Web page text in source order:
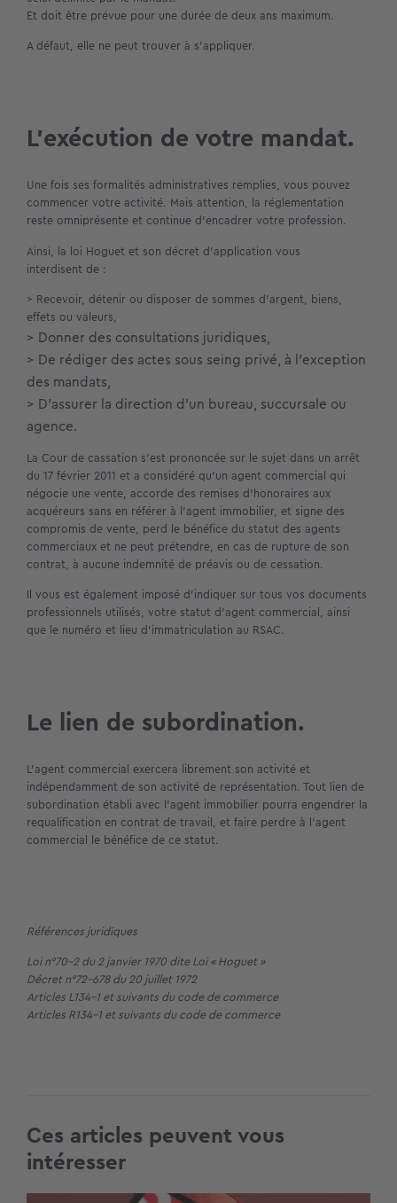
Et doit être prévue pour une durée de deux ans maximum.
A défaut, elle ne peut trouver à s’appliquer.
L’exécution de votre mandat.
Une fois ses formalités administratives remplies, vous pouvez
commencer votre activité. Mais attention, la réglementation
reste omniprésente et continue d’encadrer votre profession.
Ainsi, la loi Hoguet et son décret d’application vous
interdisent de :
> Recevoir, détenir ou disposer de sommes d’argent, biens,
effets ou valeurs,
> Donner des consultations juridiques,
> De rédiger des actes sous seing privé, à l’exception
des mandats,
> D’assurer la direction d’un bureau, succursale ou
agence.
La Cour de cassation s’est prononcée sur le sujet dans un arrêt
du 17 février 2011 et a considéré qu’un agent commercial qui
négocie une vente, accorde des remises d’honoraires aux
acquéreurs sans en référer à l’agent immobilier, et signe des
compromis de vente, perd le bénéfice du statut des agents
commerciaux et ne peut prétendre, en cas de rupture de son
contrat, à aucune indemnité de préavis ou de cessation.
Il vous est également imposé d’indiquer sur tous vos documents
professionnels utilisés, votre statut d’agent commercial, ainsi
que le numéro et lieu d’immatriculation au RSAC.
Le lien de subordination.
L’agent commercial exercera librement son activité et
indépendamment de son activité de représentation. Tout lien de
subordination établi avec l’agent immobilier pourra engendrer la
requalification en contrat de travail, et faire perdre à l’agent
commercial le bénéfice de ce statut.
Références juridiques
Loi n°70-2 du 2 janvier 1970 dite Loi « Hoguet »
Décret n°72-678 du 20 juillet 1972
Articles L134-1 et suivants du code de commerce
Articles R134-1 et suivants du code de commerce
Ces articles peuvent vous
intéresser